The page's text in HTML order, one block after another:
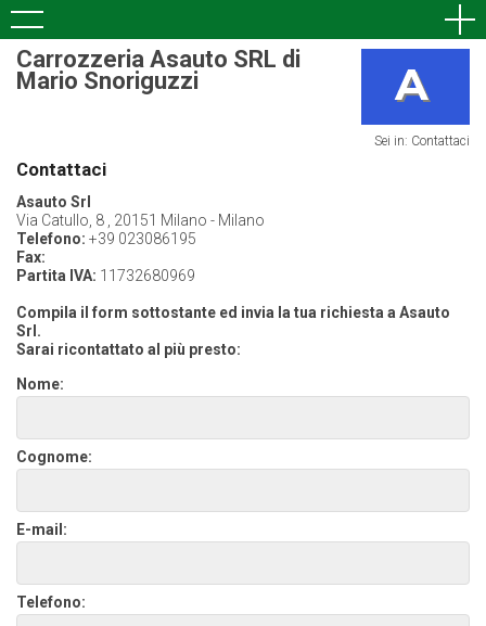
Carrozzeria Asauto SRL di
Mario Snoriguzzi
Sei in: Contattaci
Contattaci
Asauto Srl
Via Catullo, 8 , 20151 Milano - Milano
Telefono: +39 023086195
Fax:
Partita IVA: 11732680969
Compila il form sottostante ed invia la tua richiesta a Asauto
Srl.
Sarai ricontattato al più presto:
Nome:
Cognome:
E-mail:
Telefono: